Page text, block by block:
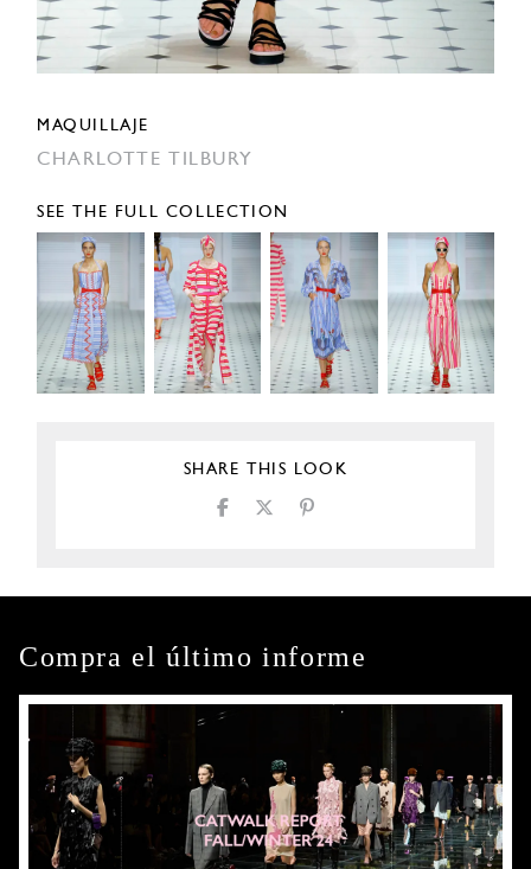
MAQUILLAJE
CHARLOTTE TILBURY
SEE THE FULL COLLECTION
SHARE THIS LOOK
Compra el último informe